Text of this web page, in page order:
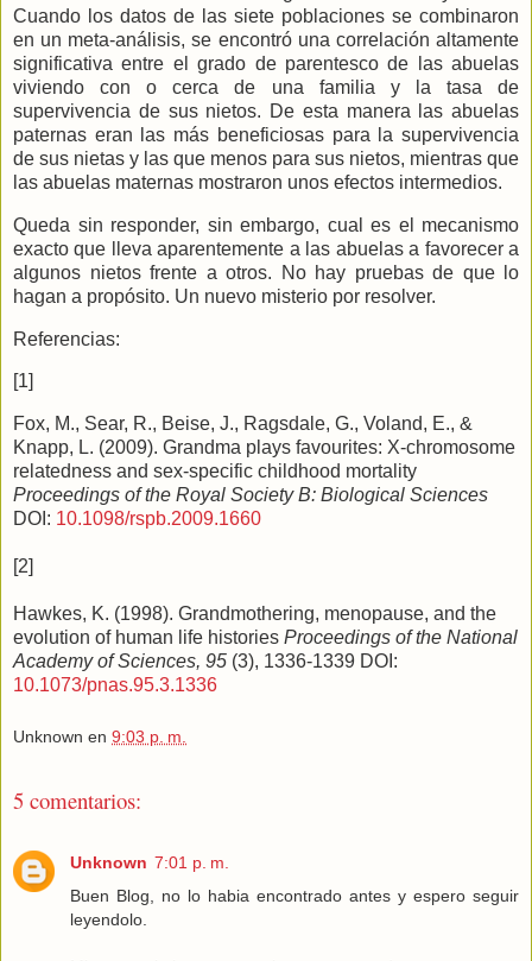
Cuando los datos de las siete poblaciones se combinaron
en un meta-análisis, se encontró una correlación altamente
significativa entre el grado de parentesco de las abuelas
viviendo con o cerca de una familia y la tasa de
supervivencia de sus nietos. De esta manera las abuelas
paternas eran las más beneficiosas para la supervivencia
de sus nietas y las que menos para sus nietos, mientras que
las abuelas maternas mostraron unos efectos intermedios.
Queda sin responder, sin embargo, cual es el mecanismo
exacto que lleva aparentemente a las abuelas a favorecer a
algunos nietos frente a otros. No hay pruebas de que lo
hagan a propósito. Un nuevo misterio por resolver.
Referencias:
[1]
Fox, M., Sear, R., Beise, J., Ragsdale, G., Voland, E., &
Knapp, L. (2009). Grandma plays favourites: X-chromosome
relatedness and sex-specific childhood mortality
Proceedings of the Royal Society B: Biological Sciences
DOI: 10.1098/rspb.2009.1660
[2]
Hawkes, K. (1998). Grandmothering, menopause, and the
evolution of human life histories Proceedings of the National
Academy of Sciences, 95 (3), 1336-1339 DOI:
10.1073/pnas.95.3.1336
Unknown en 9:03 p. m.
5 comentarios:
Unknown 7:01 p. m.
Buen Blog, no lo habia encontrado antes y espero seguir
leyendolo.